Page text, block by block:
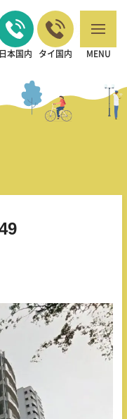
日本国内 タイ国内 MENU
血レビュー>ザ カールトン
アット 49